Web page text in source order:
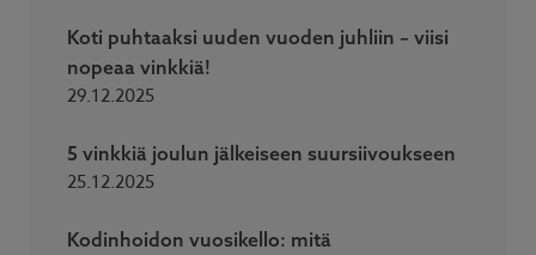
Koti puhtaaksi uuden vuoden juhliin – viisi
nopeaa vinkkiä!
29.12.2025
5 vinkkiä joulun jälkeiseen suursiivoukseen
25.12.2025
Kodinhoidon vuosikello: mitä